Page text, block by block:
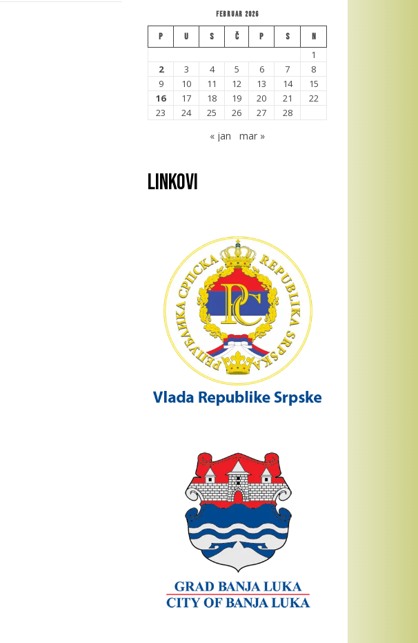
Februar 2026
P U S Č P S N
1
2
3 4 5 6 7
8
9
10 11 12 13 14
15
16
17 18 19 20 21
22
23
24 25 26 27 28
« jan mar »
Linkovi